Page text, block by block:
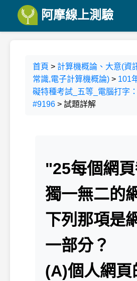
阿摩線上測驗
首頁 > 計算機概論、大意(資
常識,電子計算機概論) > 101
礙特種考試_五等_電腦打字
#9196 > 試題詳解
"25每個網
獨一無二的
下列那項是
一部分？
(A)個人網頁